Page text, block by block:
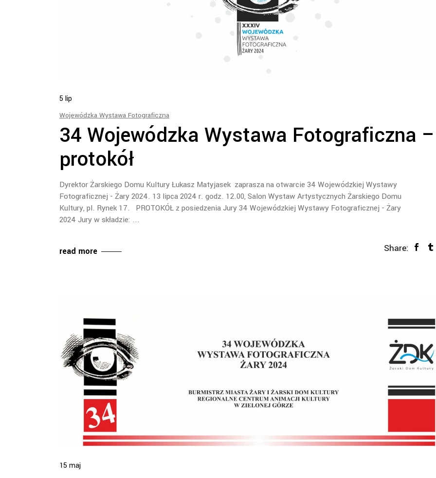
5 lip
Wojewódzka Wystawa Fotograficzna
34 Wojewódzka Wystawa Fotograficzna –
protokół
Dyrektor Żarskiego Domu Kultury Łukasz Matyjasek zaprasza na otwarcie 34 Wojewódzkiej Wystawy
Fotograficznej - Żary 2024. 13 lipca 2024 r. godz. 12.00, Salon Wystaw Artystycznych Żarskiego Domu
Kultury, pl. Rynek 17. PROTOKÓŁ z posiedzenia Jury 34 Wojewódzkiej Wystawy Fotograficznej - Żary
2024 Jury w składzie:
read more Share:
15 maj